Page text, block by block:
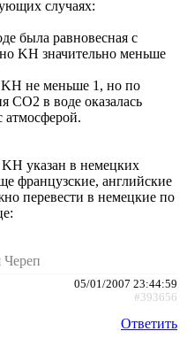
случаях:
была равновесная с
KH значительно меньше
не меньше 1, но по
CO2 в воде оказалась
атмосферой.
указан в немецких
французские, английские
перевести в немецкие по
Череп
05/01/2007 23:44:59
#393656
Ответить